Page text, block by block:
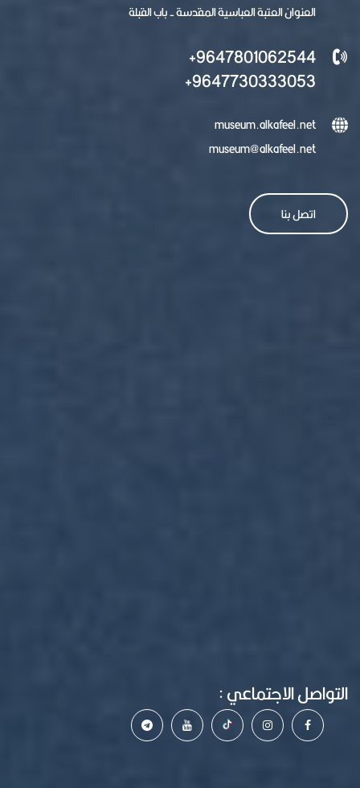
العنوان العتبة العباسية المقدسة - باب القبلة
9647801062544+
9647730333053+
museum.alkafeel.net
museum@alkafeel.net
اتصل بنا
التواصل الاجتماعي :